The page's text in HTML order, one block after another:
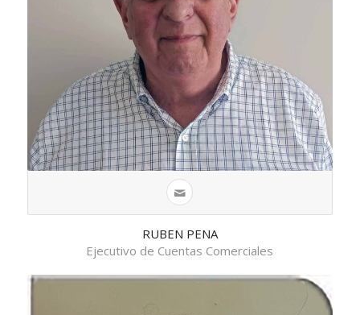
RUBEN PENA
Ejecutivo de Cuentas Comerciales